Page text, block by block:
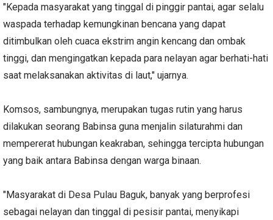
"Kepada masyarakat yang tinggal di pinggir pantai, agar selalu
waspada terhadap kemungkinan bencana yang dapat
ditimbulkan oleh cuaca ekstrim angin kencang dan ombak
tinggi, dan mengingatkan kepada para nelayan agar berhati-hati
saat melaksanakan aktivitas di laut," ujarnya.
Komsos, sambungnya, merupakan tugas rutin yang harus
dilakukan seorang Babinsa guna menjalin silaturahmi dan
mempererat hubungan keakraban, sehingga tercipta hubungan
yang baik antara Babinsa dengan warga binaan.
"Masyarakat di Desa Pulau Baguk, banyak yang berprofesi
sebagai nelayan dan tinggal di pesisir pantai, menyikapi